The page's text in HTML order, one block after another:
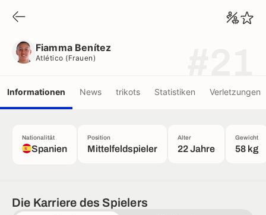
Fiamma Benítez
Atlético (frauen)
Informationen News trikots Statistiken Verletzungen
Nationalität
Spanien
Position
Mittelfeldspieler
Alter
22 Jahre
Gewicht
58 kg
Die Karriere des Spielers